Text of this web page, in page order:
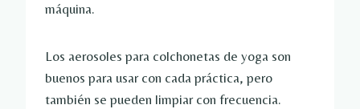
máquina.
Los aerosoles para colchonetas de yoga son
buenos para usar con cada práctica, pero
también se pueden limpiar con frecuencia.